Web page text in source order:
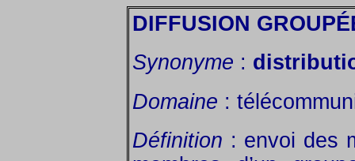
DIFFUSION
Synonyme :
Domaine :
Définition : envoi des